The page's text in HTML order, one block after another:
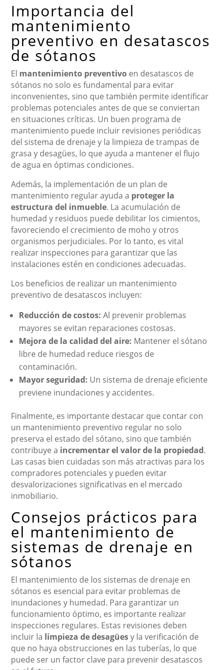
Importancia del
mantenimiento
preventivo en desatascos
de sótanos
El mantenimiento preventivo en desatascos de
sótanos no solo es fundamental para evitar
inconvenientes, sino que también permite identificar
problemas potenciales antes de que se conviertan
en situaciones críticas. Un buen programa de
mantenimiento puede incluir revisiones periódicas
del sistema de drenaje y la limpieza de trampas de
grasa y desagües, lo que ayuda a mantener el flujo
de agua en óptimas condiciones.
Además, la implementación de un plan de
mantenimiento regular ayuda a proteger la
estructura del inmueble. La acumulación de
humedad y residuos puede debilitar los cimientos,
favoreciendo el crecimiento de moho y otros
organismos perjudiciales. Por lo tanto, es vital
realizar inspecciones para garantizar que las
instalaciones estén en condiciones adecuadas.
Los beneficios de realizar un mantenimiento
preventivo de desatascos incluyen:
Reducción de costos: Al prevenir problemas
mayores se evitan reparaciones costosas.
Mejora de la calidad del aire: Mantener el sótano
libre de humedad reduce riesgos de
contaminación.
Mayor seguridad: Un sistema de drenaje eficiente
previene inundaciones y accidentes.
Finalmente, es importante destacar que contar con
un mantenimiento preventivo regular no solo
preserva el estado del sótano, sino que también
contribuye a incrementar el valor de la propiedad.
Las casas bien cuidadas son más atractivas para los
compradores potenciales y pueden evitar
desvalorizaciones significativas en el mercado
inmobiliario.
Consejos prácticos para
el mantenimiento de
sistemas de drenaje en
sótanos
El mantenimiento de los sistemas de drenaje en
sótanos es esencial para evitar problemas de
inundaciones y humedad. Para garantizar un
funcionamiento óptimo, es importante realizar
inspecciones regulares. Estas revisiones deben
incluir la limpieza de desagüesy la verificación de
que no haya obstrucciones en las tuberías, lo que
puede ser un factor clave para prevenir desatascos